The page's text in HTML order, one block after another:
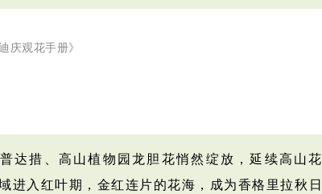
庆观花手册》
达措、高山植物园龙胆花悄然绽放，延续高山花
进入红叶期，金红连片的花海 ，成为香格里拉秋日